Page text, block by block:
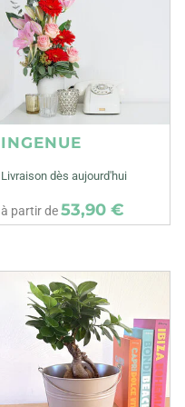
INGENUE
Livraison dès aujourd'hui
à partir de53,90 €